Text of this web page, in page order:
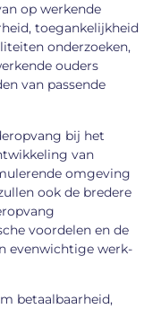
op werkende
toegankelijkheid
onderzoeken,
ouders
van passende
bij het
van
omgeving
ook de bredere
voordelen en de
evenwichtige werk-
betaalbaarheid,